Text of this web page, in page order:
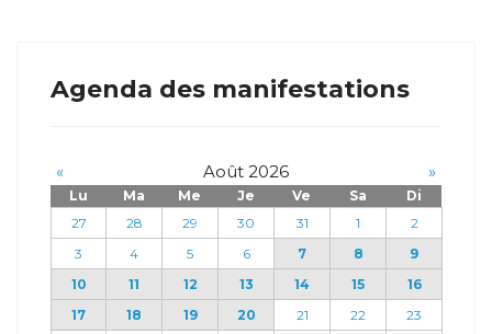
Agenda des manifestations
« Août 2026 »
Lu Ma Me Je Ve Sa
Di
27
28 29 30 31 1
2
3
4 5 6 7 8
9
10
11 12 13 14 15
16
17
18 19 20 21 22
23